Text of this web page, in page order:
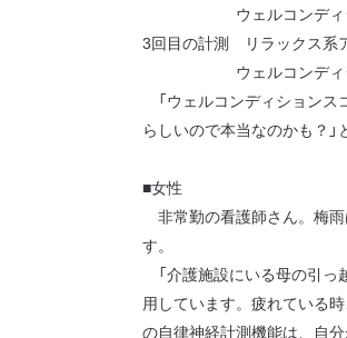
ウェルコンディシ
3回目の計測 リラックス系
ウェルコンディシ
「ウェルコンディションス
らしいので本当なのかも？」
■女性
非常勤の看護師さん。梅
す。
「介護施設にいる母の引
用しています。疲れている
の自律神経計測機能は、自